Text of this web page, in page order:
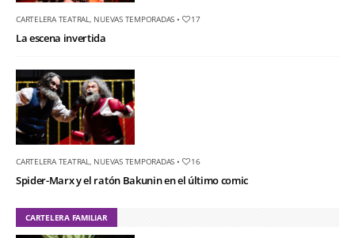
CARTELERA TEATRAL NUEVAS TEMPORADAS • 17
La escena invertida
CARTELERA TEATRAL NUEVAS TEMPORADAS • 16
Spider-Marx y el ratón Bakunin en el último comic
CARTELERA FAMILIAR